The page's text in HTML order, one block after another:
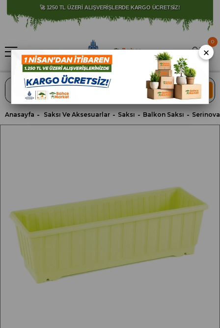
⚠️ SATIŞLARIMIZ YALNIZCA İSTANBUL İLİ İLE SINIRLIDIR.
ARA
0
Anasayfa Saksı Ve Aksesuarlar Saksı Balkon Saksı
×